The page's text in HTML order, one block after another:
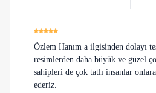
bulunmaktadır . Odamızdan balkona
3. Yatak odası :
1 adet çift kişilik
dolabı, komodin, klima, jakuzi, tuvalet
bulunmaktadır. Odamızdan balkona
4. Yatak odası:
Özlem Hanım a ilgisinden dolayı
resimlerden daha büyük ve güzel
sahipleri de çok tatlı insanlar
ederiz.